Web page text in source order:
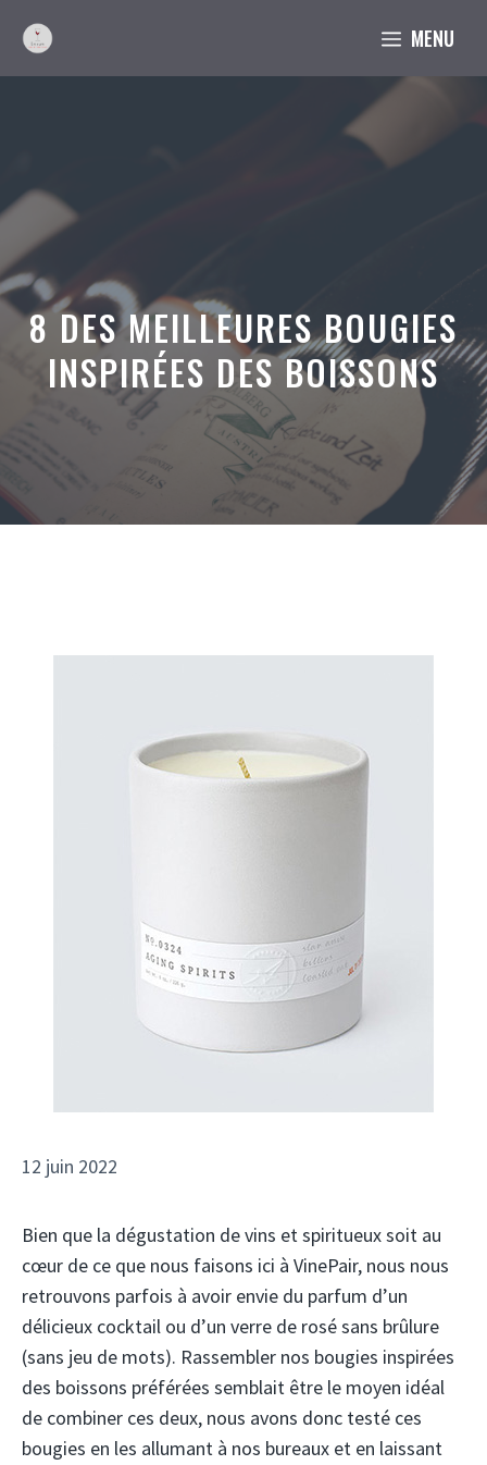
contenu
MENU
8 DES MEILLEURES BOUGIES
INSPIRÉES DES BOISSONS
12 juin 2022
Bien que la dégustation de vins et spiritueux soit au
cœur de ce que nous faisons ici à VinePair, nous nous
retrouvons parfois à avoir envie du parfum d’un
délicieux cocktail ou d’un verre de rosé sans brûlure
(sans jeu de mots). Rassembler nos bougies inspirées
des boissons préférées semblait être le moyen idéal
de combiner ces deux, nous avons donc testé ces
bougies en les allumant à nos bureaux et en laissant